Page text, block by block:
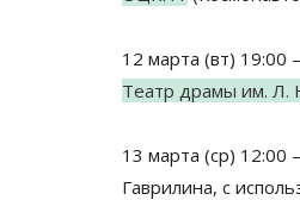
12 марта (вт) 19:00
Театр драмы им. Л.
13 марта (ср) 12:00
Гаврилина, с